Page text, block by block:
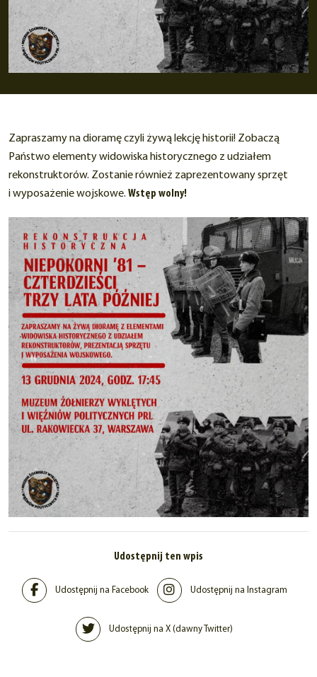
Zapraszamy na dioramę czyli żywą lekcję historii! Zobaczą
Państwo elementy widowiska historycznego z udziałem
rekonstruktorów. Zostanie również zaprezentowany sprzęt
i wyposażenie wojskowe. Wstęp wolny!
Udostępnij ten wpis
Udostępnij na Facebook Udostępnij na Instagram
Udostępnij na X (dawny Twitter)